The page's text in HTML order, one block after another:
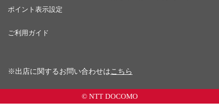
ポイント表示設定
ご利用ガイド
※出店に関するお問い合わせはこちら
© NTT DOCOMO